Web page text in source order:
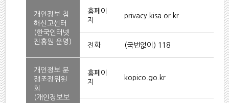
개인정보 침
해신고센터
(한국인터넷
진흥원 운영)
홈페이
지
privacy.kisa.or.kr
전화 (국번없이) 118
개인정보 분
쟁조정위원
회
(개인정보보
홈페이
지
kopico.go.kr